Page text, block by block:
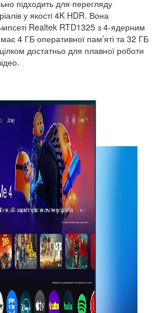
підходить для перегляду
у якості 4K HDR. Вона
Realtek RTD1325 з 4-ядерним
4 ГБ оперативної пам’яті та 32 ГБ
достатньо для плавної роботи